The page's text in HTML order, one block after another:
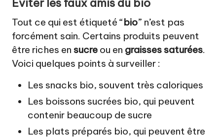
Éviter les faux amis du bio
Tout ce qui est étiqueté “bio” n’est pas
forcément sain. Certains produits peuvent
être riches en sucre ou en graisses saturées.
Voici quelques points à surveiller :
Les snacks bio, souvent très caloriques
Les boissons sucrées bio, qui peuvent
contenir beaucoup de sucre
Les plats préparés bio, qui peuvent être